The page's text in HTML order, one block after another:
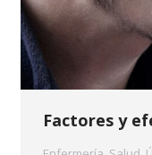
Factores y